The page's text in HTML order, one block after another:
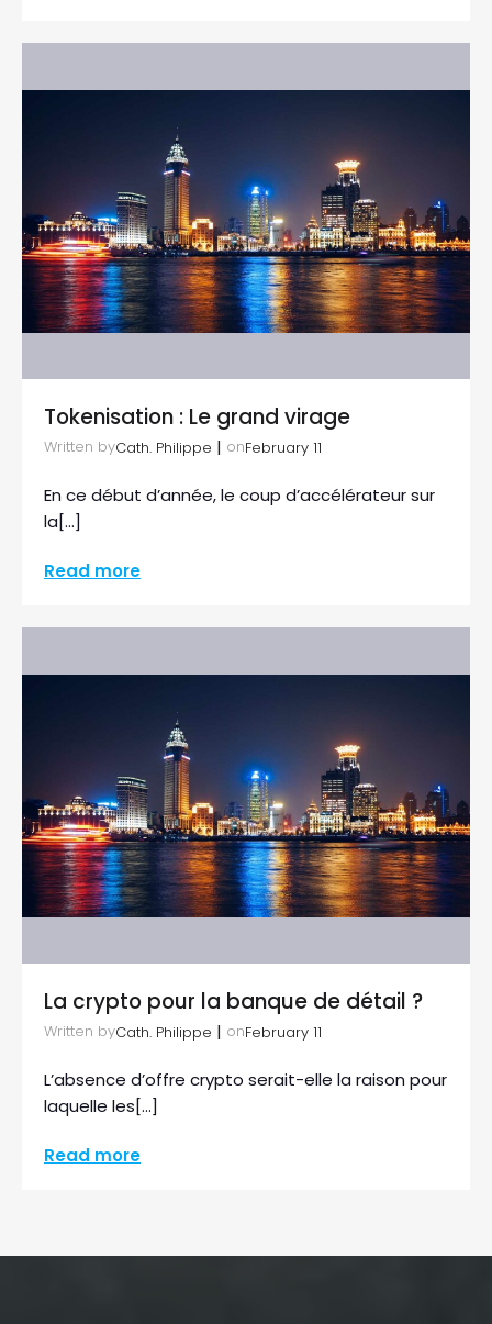
Tokenisation : Le grand virage
Written byCath. Philippe | onFebruary 11
En ce début d’année, le coup d’accélérateur sur
la[…]
Read more
La crypto pour la banque de détail ?
Written byCath. Philippe | onFebruary 11
L’absence d’offre crypto serait-elle la raison pour
laquelle les[…]
Read more